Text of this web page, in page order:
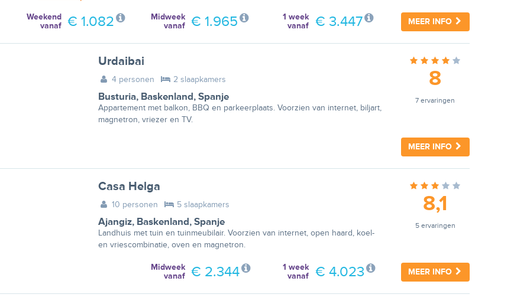
MEER INFO
1 week
vanaf
€ 3.447
Midweek
vanaf
€ 1.965
Weekend
vanaf
€ 1.082
Urdaibai
4 personen 2 slaapkamers
Busturia, Baskenland, Spanje
Appartement met balkon, BBQ en parkeerplaats. Voorzien van internet, biljart,
magnetron, vriezer en TV.
8
7 ervaringen
MEER INFO
Casa Helga
10 personen 5 slaapkamers
Ajangiz, Baskenland, Spanje
Landhuis met tuin en tuinmeubilair. Voorzien van internet, open haard, koel-
en vriescombinatie, oven en magnetron.
8,1
5 ervaringen
MEER INFO
1 week
vanaf
€ 4.023
Midweek
vanaf
€ 2.344